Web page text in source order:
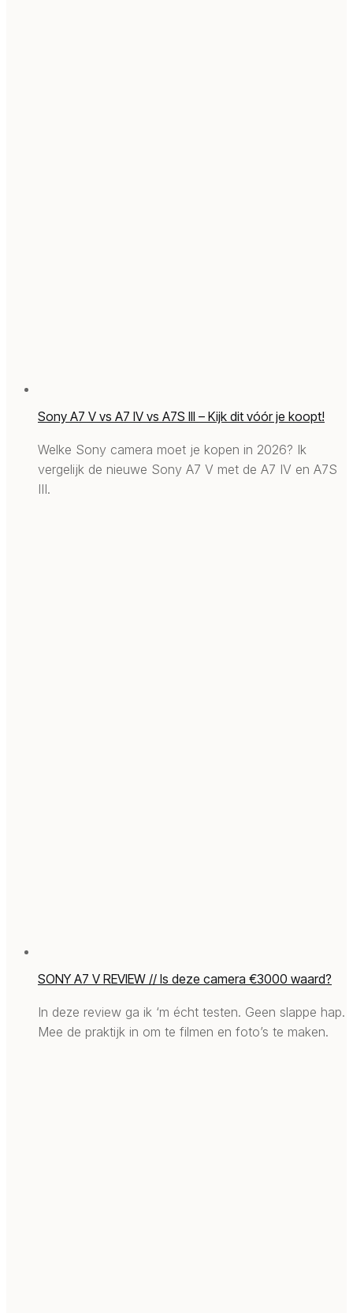
Sony A7 V vs A7 IV vs A7S III – Kijk dit vóór je koopt!
Welke Sony camera moet je kopen in 2026? Ik
vergelijk de nieuwe Sony A7 V met de A7 IV en A7S
III.
SONY A7 V REVIEW // Is deze camera €3000 waard?
In deze review ga ik ‘m écht testen. Geen slappe hap.
Mee de praktijk in om te filmen en foto’s te maken.